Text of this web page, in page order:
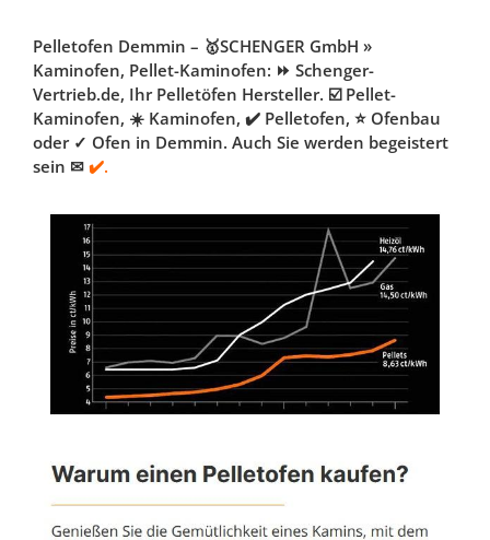
Pelletofen Demmin – 🥇SCHENGER GmbH »
Kaminofen, Pellet-Kaminofen: ⏩ Schenger-
Vertrieb.de, Ihr Pelletöfen Hersteller. ☑️ Pellet-
Kaminofen, ☀️ Kaminofen, ✔️ Pelletofen, ⭐ Ofenbau
oder ✓ Ofen in Demmin. Auch Sie werden begeistert
sein ✉ ✔️.